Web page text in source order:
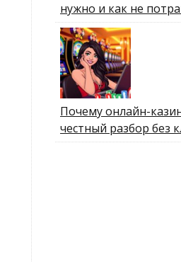
нужно и как не
Почему онлайн-
честный разбор без